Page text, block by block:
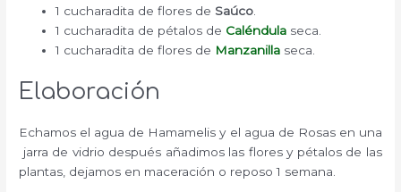
1 cucharadita de flores de Saúco
1 cucharadita de pétalos de Caléndula seca.
1 cucharadita de flores de Manzanilla seca.
Elaboración
Echamos el agua de Hamamelis y el agua de Rosas en una
jarra de vidrio después añadimos las flores y pétalos de las
plantas, dejamos en maceración o reposo 1 semana.